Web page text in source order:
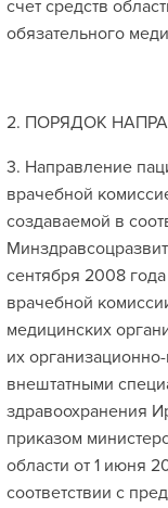
счет средств
обязательного
2. ПОРЯДОК
3. Направление
врачебной
создаваемой в
сентября 2008
врачебной
медицинских
их
внештатными
здравоохранения
приказом
области от 1 июня
соответствии с